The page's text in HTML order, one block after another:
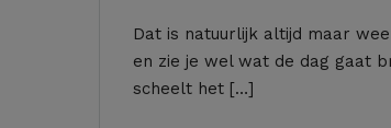
Dat is natuurlijk altijd maar
en zie je wel wat de dag gaat
scheelt het […]